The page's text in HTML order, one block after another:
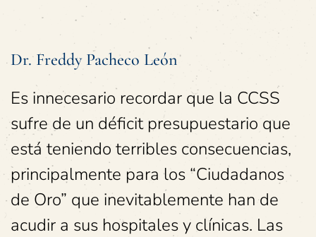
Dr. Freddy Pacheco León
Es innecesario recordar que la CCSS
sufre de un déficit presupuestario que
está teniendo terribles consecuencias,
principalmente para los “Ciudadanos
de Oro” que inevitablemente han de
acudir a sus hospitales y clínicas. Las